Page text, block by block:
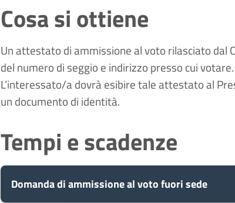
Cosa si ottiene
Un attestato di ammissione al voto rilasciato dal
del numero di seggio e indirizzo presso cui votare.
L’interessato/a dovrà esibire tale attestato al
un documento di identità.
Tempi e scadenze
Domanda di ammissione al voto fuori sede